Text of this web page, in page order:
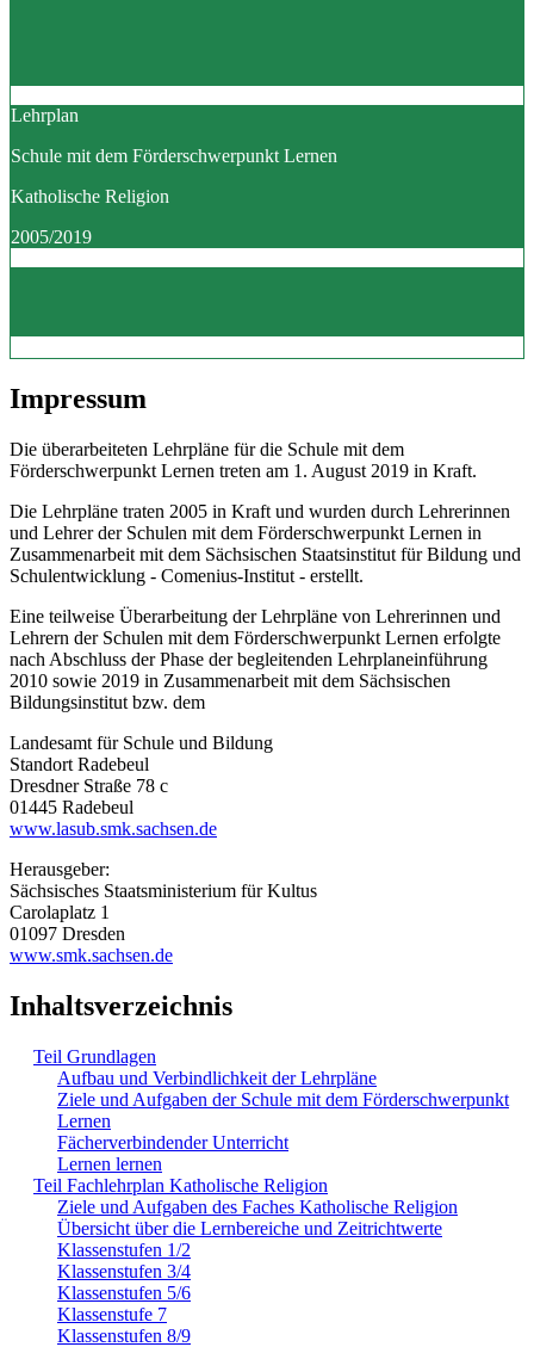
Lehrplan
Schule mit dem Förderschwerpunkt Lernen
Katholische Religion
2005/2019
Impressum
Die überarbeiteten Lehrpläne für die Schule mit dem
Förderschwerpunkt Lernen treten am 1. August 2019 in Kraft.
Die Lehrpläne traten 2005 in Kraft und wurden durch Lehrerinnen
und Lehrer der Schulen mit dem Förderschwerpunkt Lernen in
Zusammenarbeit mit dem Sächsischen Staatsinstitut für Bildung und
Schulentwicklung - Comenius-Institut - erstellt.
Eine teilweise Überarbeitung der Lehrpläne von Lehrerinnen und
Lehrern der Schulen mit dem Förderschwerpunkt Lernen erfolgte
nach Abschluss der Phase der begleitenden Lehrplaneinführung
2010 sowie 2019 in Zusammenarbeit mit dem Sächsischen
Bildungsinstitut bzw. dem
Landesamt für Schule und Bildung
Standort Radebeul
Dresdner Straße 78 c
01445 Radebeul
www.lasub.smk.sachsen.de
Herausgeber:
Sächsisches Staatsministerium für Kultus
Carolaplatz 1
01097 Dresden
www.smk.sachsen.de
Inhaltsverzeichnis
Teil Grundlagen
Aufbau und Verbindlichkeit der Lehrpläne
Ziele und Aufgaben der Schule mit dem Förderschwerpunkt
Lernen
Fächerverbindender Unterricht
Lernen lernen
Teil Fachlehrplan Katholische Religion
Ziele und Aufgaben des Faches Katholische Religion
Übersicht über die Lernbereiche und Zeitrichtwerte
Klassenstufen 1/2
Klassenstufen 3/4
Klassenstufen 5/6
Klassenstufe 7
Klassenstufen 8/9